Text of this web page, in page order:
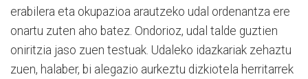
erabilera eta okupazioa arautzeko udal ordenantza ere
onartu zuten aho batez. Ondorioz, udal talde guztien
oniritzia jaso zuen testuak. Udaleko idazkariak zehaztu
zuen, halaber, bi alegazio aurkeztu dizkiotela herritarrek